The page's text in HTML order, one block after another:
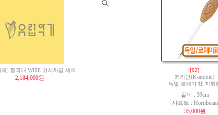
] 동국대 WISE 코시차임 세트
2,184,000원
[92]
카라얀(K-model)
독일 로헤마 社 지휘
길이 : 39cm
샤프트 : Hornbeam
35,000원